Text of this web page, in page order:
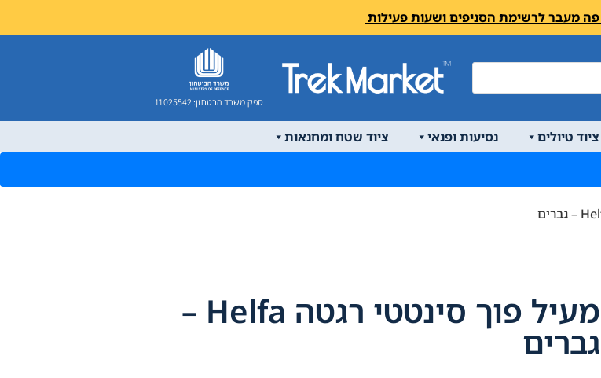
ספק משרד הבטחון: 11025542
ציוד טיולים נסיעות ופנאי
ציוד שטח ומחנאות
מעיל פוך סינטטי רגטה Helfa –
גברים